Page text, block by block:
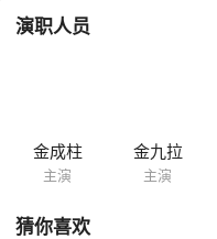
曲、郑俊河释放激情的嘻哈音
演职人员
金成柱
主演
金九拉
主演
猜你喜欢